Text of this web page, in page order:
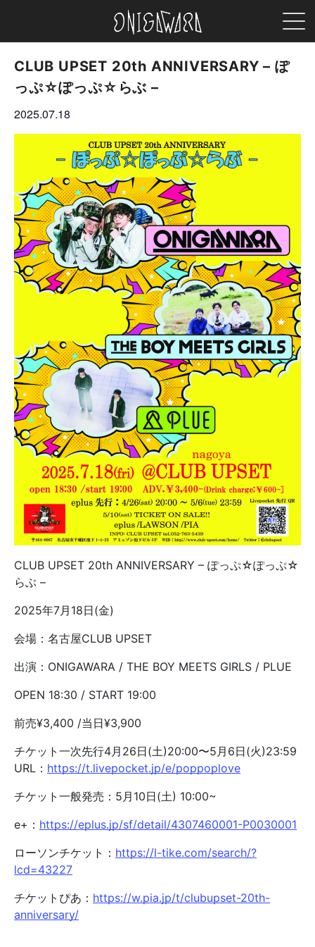
ONIGAWARA
CLUB UPSET 20th ANNIVERSARY – ぽ
っぷ☆ぽっぷ☆らぶ –
2025.07.18
CLUB UPSET 20th ANNIVERSARY – ぽっぷ☆ぽっぷ☆
らぶ –
2025年7月18日(金)
会場：名古屋CLUB UPSET
出演：ONIGAWARA / THE BOY MEETS GIRLS / PLUE
OPEN 18:30 / START 19:00
前売¥3,400 /当日¥3,900
チケット一次先行4月26日(土)20:00〜5月6日(火)23:59
URL： https://t.livepocket.jp/e/poppoplove
チケット一般発売：5月10日(土) 10:00~
e+： https://eplus.jp/sf/detail/4307460001-P0030001
ローソンチケット： https://l-tike.com/search/?
lcd=43227
チケットぴあ： https://w.pia.jp/t/clubupset-20th-
anniversary/